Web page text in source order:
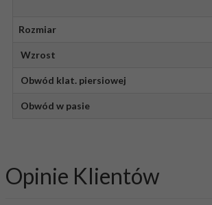
Rozmiar
Wzrost
Obwód klat. piersiowej
Obwód w pasie
Opinie Klientów